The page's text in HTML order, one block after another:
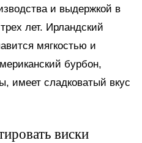
и выдержкой в
лет. Ирландский
мягкостью и
бурбон,
имеет сладковатый вкус
виски